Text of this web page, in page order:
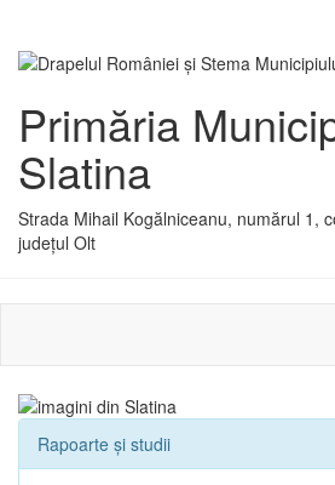
Primăria
Slatina
Strada Mihail Kogălniceanu, numărul 1,
județul Olt
Rapoarte și studii